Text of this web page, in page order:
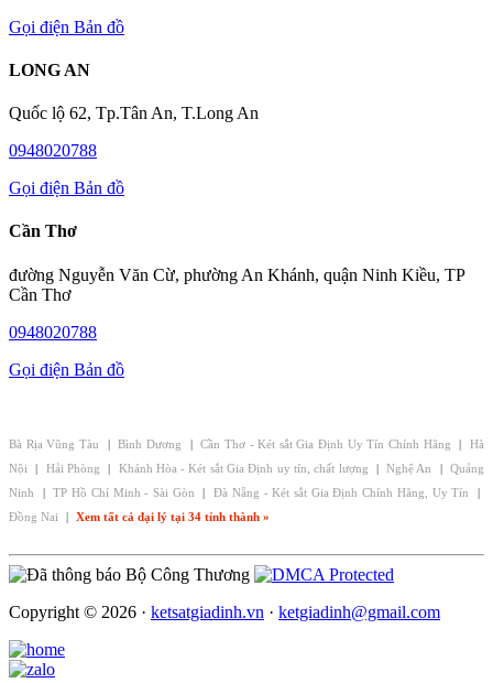
Gọi điện Bản đồ
LONG AN
Quốc lộ 62, Tp.Tân An, T.Long An
0948020788
Gọi điện Bản đồ
Cần Thơ
đường Nguyễn Văn Cừ, phường An Khánh, quận Ninh Kiều, TP
Cần Thơ
0948020788
Gọi điện Bản đồ
Bà Rịa Vũng Tàu | Bình Dương | Cần Thơ - Két sắt Gia Định Uy Tín Chính Hãng |
Hà
Nội
| Hải Phòng | Khánh Hòa - Két sắt Gia Định uy tín, chất lượng | Nghệ An |
Quảng
Ninh
| TP Hồ Chí Minh - Sài Gòn | Đà Nẵng - Két sắt Gia Định Chính Hãng, Uy Tín
|
Đồng Nai
| Xem tất cả đại lý tại 34 tỉnh thành »
Copyright © 2026 · ketsatgiadinh.vn · ketgiadinh@gmail.com